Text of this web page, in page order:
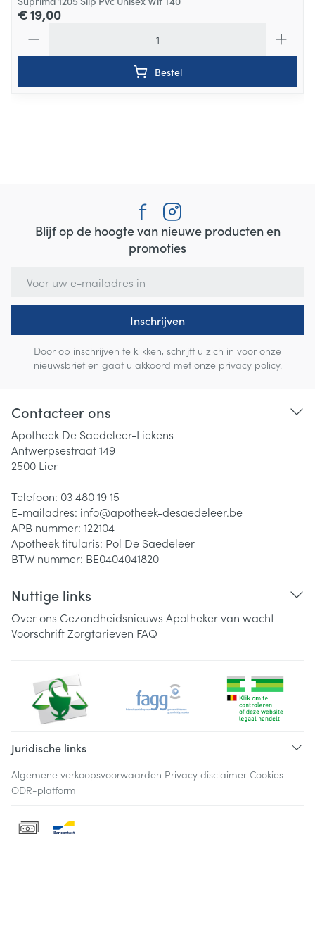
€ 19,00
Bestel
Blijf op de hoogte van nieuwe producten en
promoties
Inschrijven
Door op inschrijven te klikken, schrijft u zich in voor onze
nieuwsbrief en gaat u akkoord met onze privacy policy.
Contacteer ons
Apotheek De Saedeleer-Liekens
Antwerpsestraat 149
2500 Lier
Telefoon: 03 480 19 15
E-mailadres: info@apotheek-desaedeleer.be
APB nummer: 122104
Apotheek titularis: Pol De Saedeleer
BTW nummer: BE0404041820
Nuttige links
Over ons Gezondheidsnieuws Apotheker van wacht
VoorschriftZorgtarieven FAQ
Juridische links
Algemene verkoopsvoorwaarden Privacy disclaimer Cookies
ODR-platform